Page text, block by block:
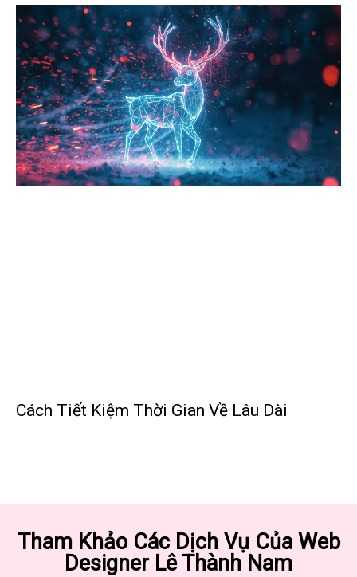
Cách Tiết Kiệm Thời Gian Về Lâu Dài
Tham Khảo Các Dịch Vụ Của Web
Designer Lê Thành Nam